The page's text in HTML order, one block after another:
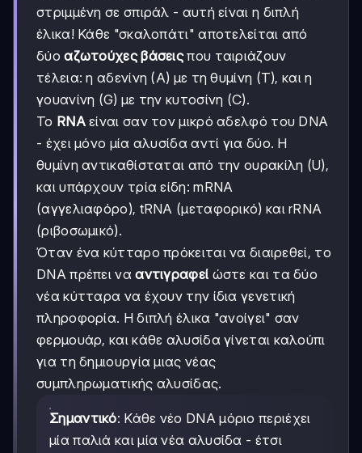
στριμμένη σε σπιράλ - αυτή είναι η διπλή
έλικα! Κάθε "σκαλοπάτι" αποτελείται από
δύοαζωτούχες βάσειςπου ταιριάζουν
τέλεια: η αδενίνη (Α) με τη θυμίνη (Τ), και η
γουανίνη (G) με την κυτοσίνη (C).
Το RNAείναι σαν τον μικρό αδελφό του DNA
- έχει μόνο μία αλυσίδα αντί για δύο. Η
θυμίνη αντικαθίσταται από την ουρακίλη (U),
και υπάρχουν τρία είδη: mRNA
(αγγελιαφόρο), tRNA (μεταφορικό) και rRNA
(ριβοσωμικό).
Όταν ένα κύτταρο πρόκειται να διαιρεθεί, το
DNA πρέπει νααντιγραφεί ώστε και τα δύο
νέα κύτταρα να έχουν την ίδια γενετική
πληροφορία. Η διπλή έλικα "ανοίγει" σαν
φερμουάρ, και κάθε αλυσίδα γίνεται καλούπι
για τη δημιουργία μιας νέας
συμπληρωματικής αλυσίδας.
Σημαντικό: Κάθε νέο DNA μόριο περιέχει
μία παλιά και μία νέα αλυσίδα - έτσι